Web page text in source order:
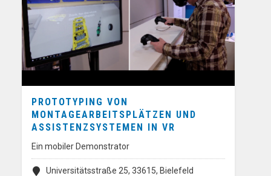
PROTOTYPING VON
MONTAGEARBEITSPLÄTZEN UND
ASSISTENZSYSTEMEN IN VR
Ein mobiler Demonstrator
Universitätsstraße 25, 33615, Bielefeld